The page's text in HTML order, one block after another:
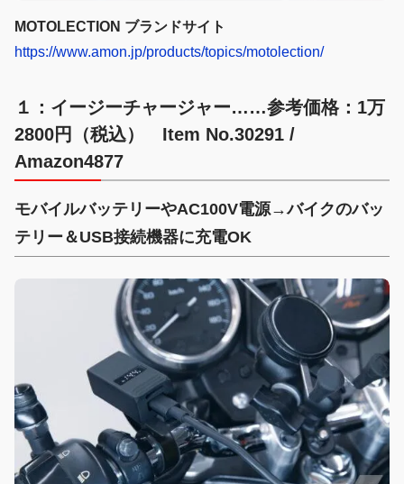
MOTOLECTION ブランドサイト
https://www.amon.jp/products/topics/motolection/
１：イージーチャージャー……参考価格：1万
2800円（税込） Item No.30291 /
Amazon4877
モバイルバッテリーやAC100V電源→バイクのバッ
テリー＆USB接続機器に充電OK